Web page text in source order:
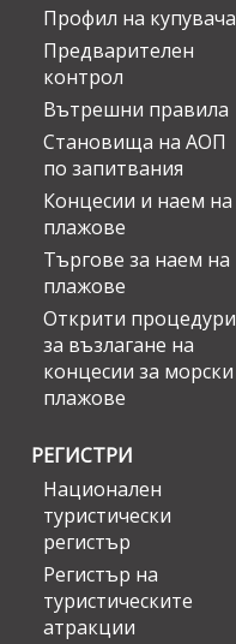
Профил на купувача
Предварителен
контрол
Вътрешни правила
Становища на АОП
по запитвания
Концесии и наем на
плажове
Търгове за наем на
плажове
Открити процедури
за възлагане на
концесии за морски
плажове
РЕГИСТРИ
Национален
туристически
регистър
Регистър на
туристическите
атракции